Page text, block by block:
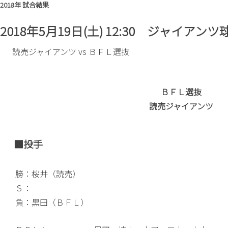
2018年 試合結果
2018年5月19日(土) 12:30 ジャイアンツ
読売ジャイアンツ vs ＢＦＬ選抜
ＢＦＬ選抜
読売ジャイアンツ
■投手
勝：桜井（読売）
Ｓ：
負：黒田（ＢＦＬ）